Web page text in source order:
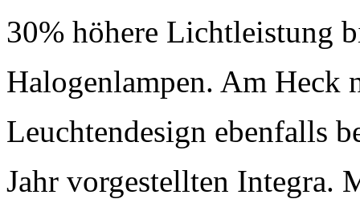
30% höhere Lichtleistung
Halogenlampen. Am
Leuchtendesign ebenfalls
Jahr vorgestellten Integra.